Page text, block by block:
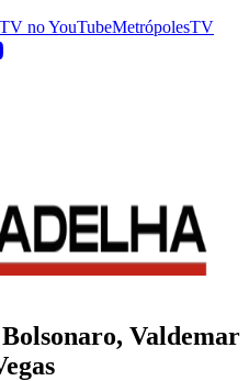
noYouTubeMetrópolesTV
Valdemar